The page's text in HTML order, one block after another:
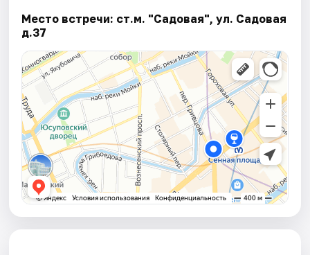
Место встречи: ст.м. "Садовая", ул. Садовая
д.37